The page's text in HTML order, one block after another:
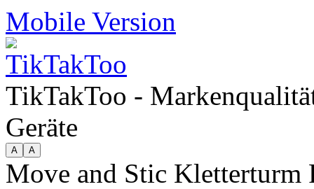
Mobile Version
TikTakToo -
Geräte
Move and Stic